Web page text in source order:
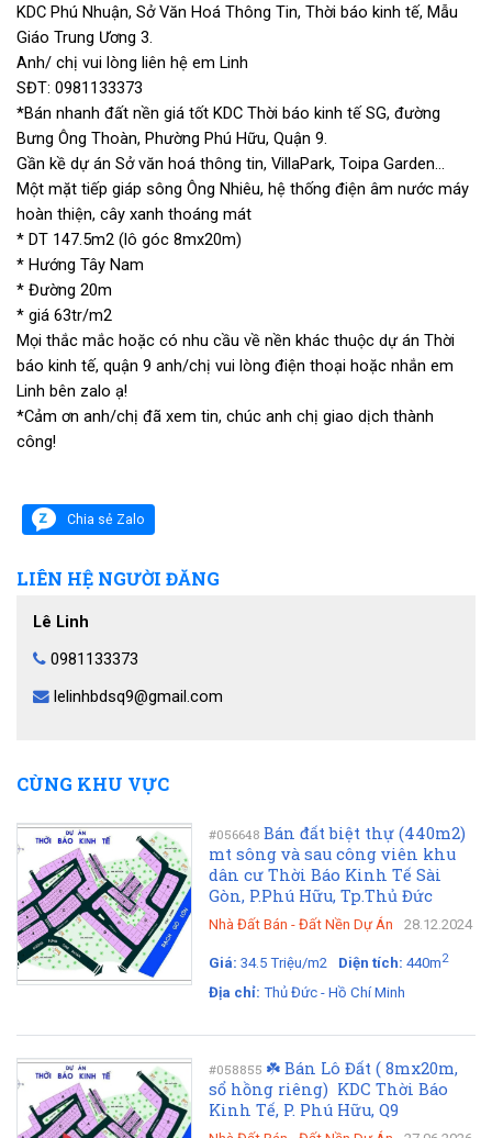
KDC Phú Nhuận, Sở Văn Hoá Thông Tin, Thời báo kinh tế, Mẫu
Giáo Trung Ương 3.
Anh/ chị vui lòng liên hệ em Linh
SĐT: 0981133373
*Bán nhanh đất nền giá tốt KDC Thời báo kinh tế SG, đường
Bưng Ông Thoàn, Phường Phú Hữu, Quận 9.
Gần kề dự án Sở văn hoá thông tin, VillaPark, Toipa Garden…
Một mặt tiếp giáp sông Ông Nhiêu, hệ thống điện âm nước máy
hoàn thiện, cây xanh thoáng mát
* DT 147.5m2 (lô góc 8mx20m)
* Hướng Tây Nam
* Đường 20m
* giá 63tr/m2
Mọi thắc mắc hoặc có nhu cầu về nền khác thuộc dự án Thời
báo kinh tế, quận 9 anh/chị vui lòng điện thoại hoặc nhắn em
Linh bên zalo ạ!
*Cảm ơn anh/chị đã xem tin, chúc anh chị giao dịch thành
công!
Chia sẻ Zalo
LIÊN HỆ NGƯỜI ĐĂNG
Lê Linh
0981133373
lelinhbdsq9@gmail.com
CÙNG KHU VỰC
#056648 Bán đất biệt thự (440m2)
mt sông và sau công viên khu
dân cư Thời Báo Kinh Tế Sài
Gòn, P.Phú Hữu, Tp.Thủ Đức
Nhà Đất Bán - Đất Nền Dự Án 28.12.2024
Giá: 34.5 Triệu/m2 Diện tích: 440m2
Địa chỉ: Thủ Đức - Hồ Chí Minh
#058855 ☘️ Bán Lô Đất ( 8mx20m,
sổ hồng riêng) KDC Thời Báo
Kinh Tế, P. Phú Hữu, Q9